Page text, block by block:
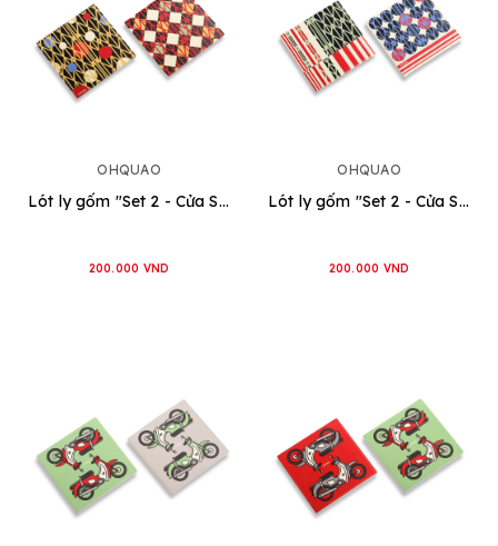
OHQUAO
Lót ly gốm "Set 2 - Cửa Sắt" [Đỏ - Vàng]
200.000 VND
OHQUAO
Lót ly gốm "Set 2 - Cửa Sắt" [Xanh Dương - Xanh Lá]
200.000 VND